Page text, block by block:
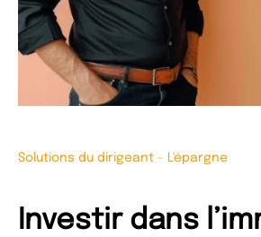
Solutions du dirigeant - L'épargne
Investir dans